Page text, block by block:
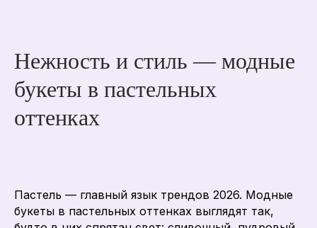
Нежность и стиль — модные
букеты в пастельных
оттенках
Пастель — главный язык трендов 2026. Модные
букеты в пастельных оттенках выглядят так,